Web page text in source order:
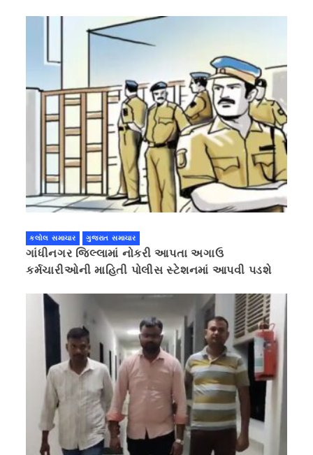
કલોલ સમાચાર ગુજરાત સમાચાર
ગાંધીનગર જિલ્લામાં નોકરી આપતા અગાઉ
કર્મચારીઓની માહિતી પોલીસ સ્ટેશનમાં આપવી પડશે